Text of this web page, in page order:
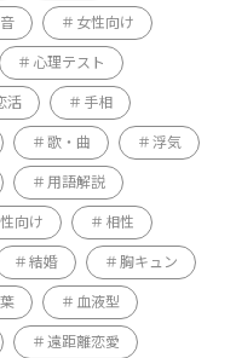
女性向け
心理テスト
活 手相
歌・曲 浮気
用語解説
向け 相性
結婚 胸キュン
血液型
遠距離恋愛